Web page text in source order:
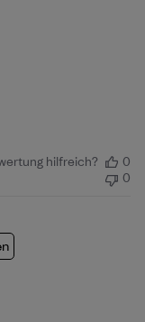
hilfreich?
0
0